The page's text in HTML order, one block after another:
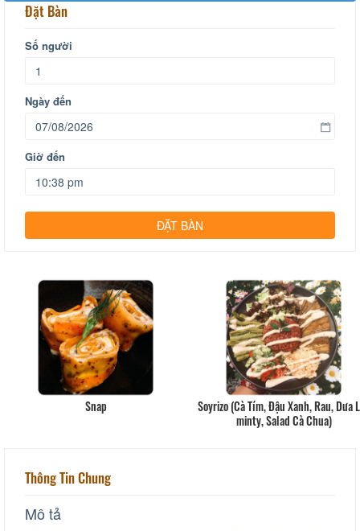
Đặt Bàn
Số người
Ngày đến
Giờ đến
Snap
Soyrizo (Cà Tím, Đậu Xanh, Rau, Dưa
minty, Salad Cà Chua)
Thông Tin Chung
Mô tả